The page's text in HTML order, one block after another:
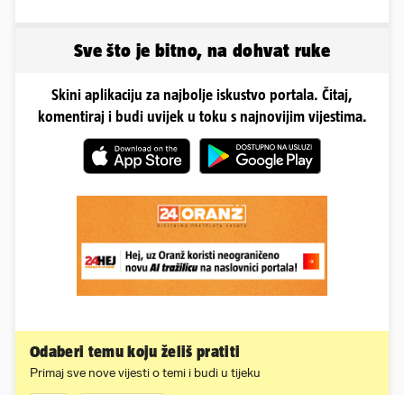
Sve što je bitno, na dohvat ruke
Skini aplikaciju za najbolje iskustvo portala. Čitaj,
komentiraj i budi uvijek u toku s najnovijim vijestima.
Odaberi temu koju želiš pratiti
Primaj sve nove vijesti o temi i budi u tijeku